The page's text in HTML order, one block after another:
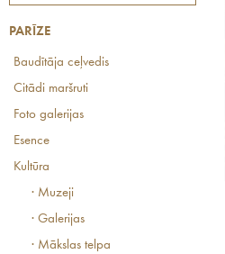
PARĪZE
Baudītāja ceļvedis
Citādi maršruti
Foto galerijas
Esence
Kultūra
· Muzeji
· Galerijas
· Mākslas telpa